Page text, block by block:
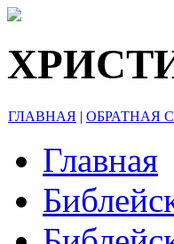
ГЛАВНАЯ | ОБРАТНАЯ
Главная